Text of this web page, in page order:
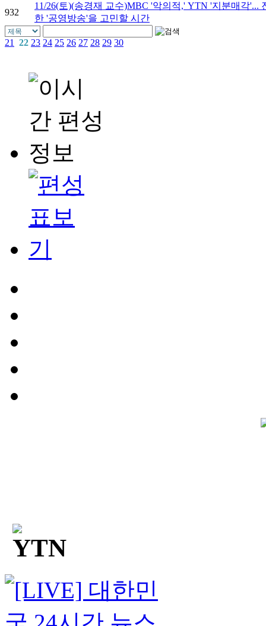
932
11/26(토)(송경재 교수)MBC '악의적,' YTN '지분매각'...
한 '공영방송'을 고민할 시간
21 22 23 24 25 26 27 28 29 30